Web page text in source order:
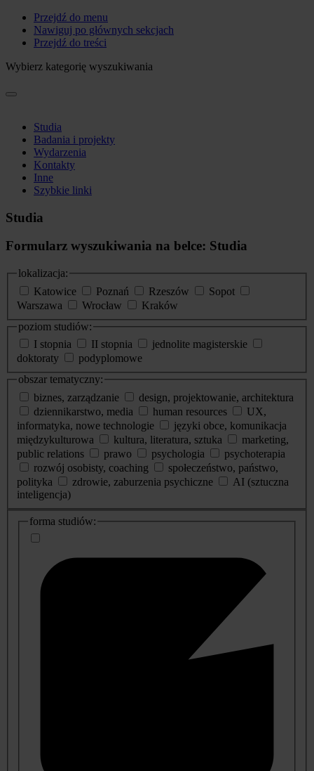
Przejdź do menu
Nawiguj po głównych sekcjach
Przejdź do treści
Wybierz kategorię wyszukiwania
Studia
Badania i projekty
Wydarzenia
Kontakty
Inne
Szybkie linki
Studia
Formularz wyszukiwania na belce: Studia
lokalizacja:
Katowice
Poznań Rzeszów
Sopot
Warszawa
Wrocław
Kraków
poziom studiów:
I stopnia
II stopnia
jednolite magisterskie
doktoraty
podyplomowe
obszar tematyczny:
biznes, zarządzanie
design, projektowanie, architektura
dziennikarstwo, media
human resources
UX,
informatyka, nowe technologie
języki obce, komunikacja
międzykulturowa
kultura, literatura, sztuka
marketing,
public relations
prawo psychologia
psychoterapia
rozwój osobisty, coaching
społeczeństwo, państwo,
polityka
zdrowie, zaburzenia psychiczne
AI (sztuczna
inteligencja)
dodatkowe
informacje
forma studiów: